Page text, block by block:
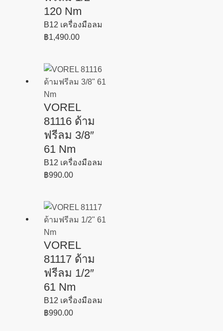
120 Nm
B12 เครื่องมือลม
฿1,490.00
VOREL
81116 ด้าม
ฟรีลม 3/8″
61 Nm
B12 เครื่องมือลม
฿990.00
VOREL
81117 ด้าม
ฟรีลม 1/2″
61 Nm
B12 เครื่องมือลม
฿990.00